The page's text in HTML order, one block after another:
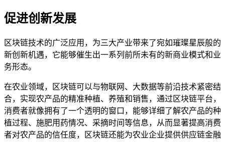
促进创新发展
区块链技术的广泛应用，为三大产业带来了宛如璀璨星辰般的
新创新机遇，它能够催生出一系列前所未有的新商业模式和业
务形态。
在农业领域，区块链可以与物联网、大数据等前沿技术紧密结
合，实现农产品的精准种植、养殖和销售，通过区块链平台，
消费者就像拥有了一个透明的窗口，能够详细了解农产品的种
植过程、施肥用药情况、采摘时间等信息，从而显著提高消费
者对农产品的信任度，区块链还能为农业企业提供供应链金融